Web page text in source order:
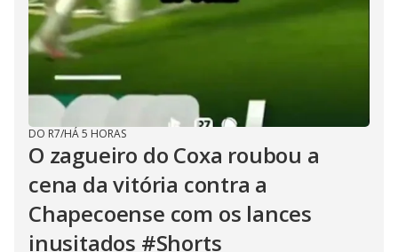
DO R7/HÁ 5 HORAS
O zagueiro do Coxa roubou a
cena da vitória contra a
Chapecoense com os lances
inusitados #Shorts